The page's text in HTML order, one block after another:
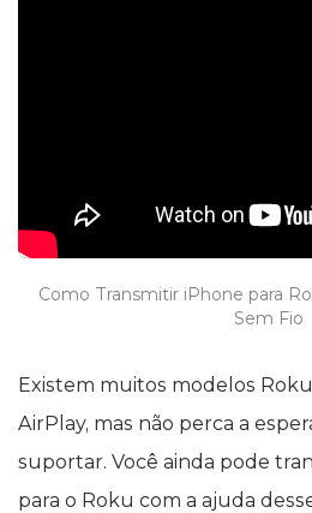
Como Transmitir iPhone para
Sem Fio
Existem muitos modelos
AirPlay, mas não perca a
suportar. Você ainda pode
para o Roku com a ajuda